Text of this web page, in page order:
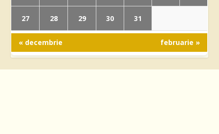
27 28 29 30 31
« decembrie februarie »